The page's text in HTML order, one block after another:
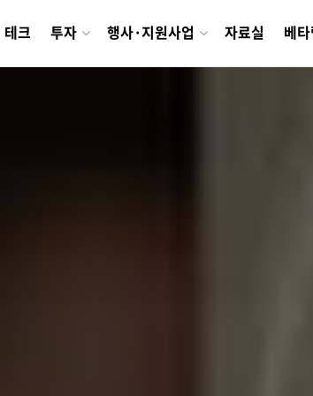
테크 투자 행사·지원사업 자료실 베